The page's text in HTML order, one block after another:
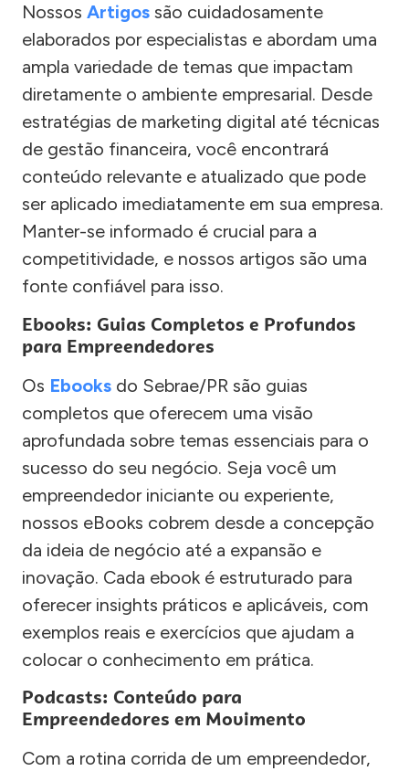
Nossos Artigos são cuidadosamente
elaborados por especialistas e abordam uma
ampla variedade de temas que impactam
diretamente o ambiente empresarial. Desde
estratégias de marketing digital até técnicas
de gestão financeira, você encontrará
conteúdo relevante e atualizado que pode
ser aplicado imediatamente em sua empresa.
Manter-se informado é crucial para a
competitividade, e nossos artigos são uma
fonte confiável para isso.
Ebooks: Guias Completos e Profundos
para Empreendedores
Os Ebooks do Sebrae/PR são guias
completos que oferecem uma visão
aprofundada sobre temas essenciais para o
sucesso do seu negócio. Seja você um
empreendedor iniciante ou experiente,
nossos eBooks cobrem desde a concepção
da ideia de negócio até a expansão e
inovação. Cada ebook é estruturado para
oferecer insights práticos e aplicáveis, com
exemplos reais e exercícios que ajudam a
colocar o conhecimento em prática.
Podcasts: Conteúdo para
Empreendedores em Movimento
Com a rotina corrida de um empreendedor,